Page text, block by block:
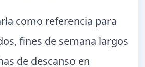
como referencia para
fines de semana largos
de descanso en